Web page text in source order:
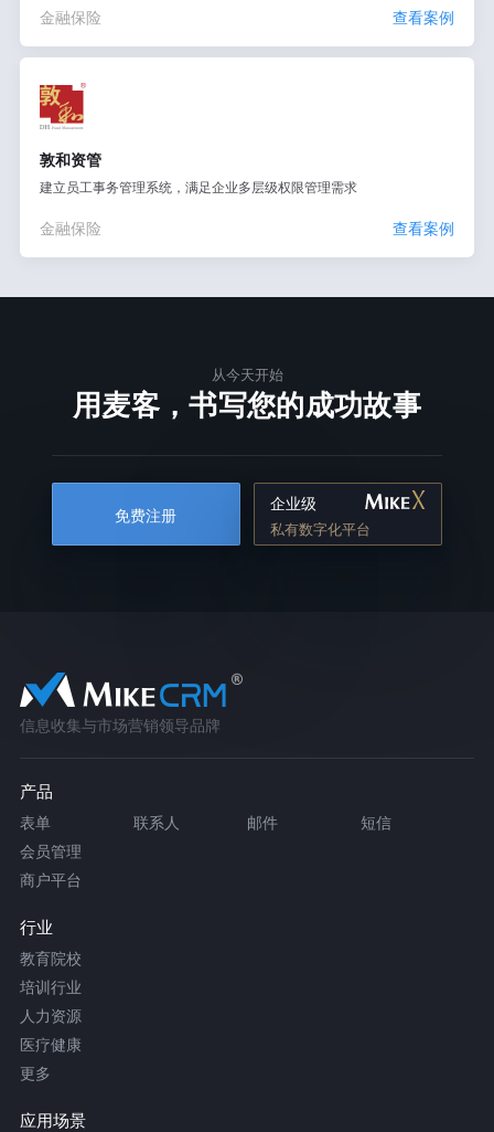
金融保险 查看案例
敦和资管
建立员工事务管理系统，满足企业多层级权限管理需求
金融保险 查看案例
从今天开始
用麦客，书写您的成功故事
免费注册
企业级
私有数字化平台
信息收集与市场营销领导品牌
产品
表单 联系人 邮件
短信
会员管理
商户平台
行业
教育院校
培训行业
人力资源
医疗健康
更多
应用场景